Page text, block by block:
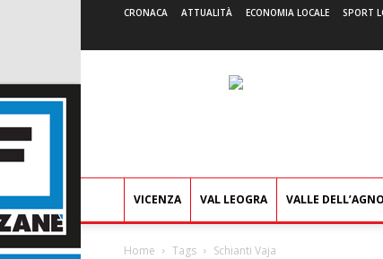
CRONACA ATTUALITÀ ECONOMIA LOCALE SPORT
VICENZA VAL LEOGRA VALLE DELL’AGNO
Home Tags Schianti Vaja